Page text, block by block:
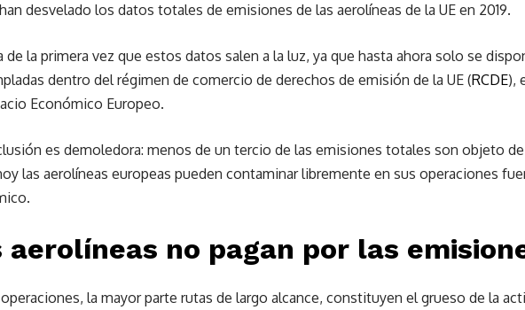
han desvelado los datos totales de emisiones de las aerolíneas de la UE en 2019.
de la primera vez que estos datos salen a la luz, ya que hasta ahora solo se
dentro del régimen de comercio de derechos de emisión de la UE (RCDE),
Económico Europeo.
es demoledora: menos de un tercio de las emisiones totales son objeto
las aerolíneas europeas pueden contaminar libremente en sus operaciones
aerolíneas no pagan por las
la mayor parte rutas de largo alcance, constituyen el grueso de la